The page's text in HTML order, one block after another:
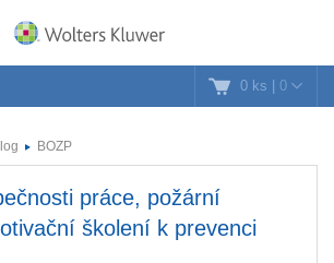
0 ks | 0
BOZP
práce, požární
školení k prevenci